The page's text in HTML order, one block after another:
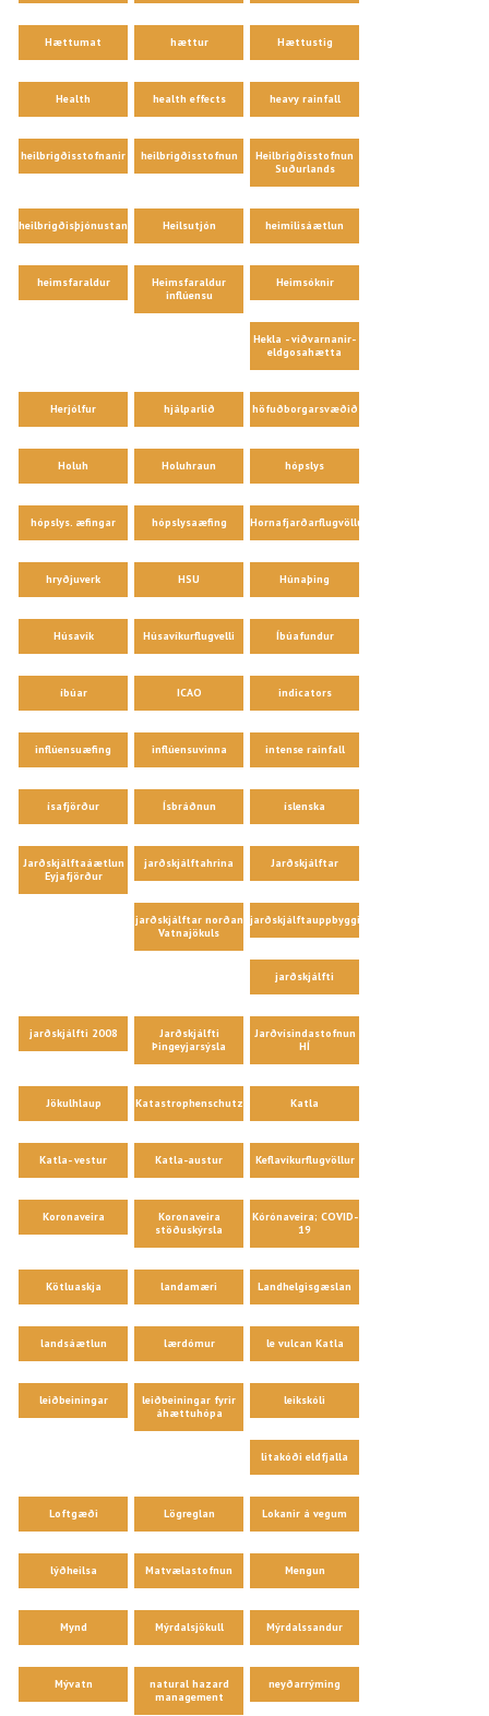
Hættumat hættur Hættustig
Health health effects heavy rainfall
heilbrigðisstofnanir heilbrigðisstofnun
Heilbrigðisstofnun
Suðurlands
heilbrigðisþjónustan Heilsutjón heimilisáætlun
heimsfaraldur
Heimsfaraldur
inflúensu
Heimsóknir
Hekla - viðvarnanir-
eldgosahætta
Herjólfur hjálparlið höfuðborgarsvæðið
Holuh Holuhraun hópslys
hópslys. æfingar hópslysaæfing Hornafjarðarflugvöllur
hryðjuverk HSU Húnaþing
Húsavík Húsavíkurflugvelli Íbúafundur
íbúar ICAO indicators
inflúensuæfing inflúensuvinna intense rainfall
ísafjörður Ísbráðnun íslenska
Jarðskjálftaáætlun
Eyjafjörður
jarðskjálftahrina Jarðskjálftar
jarðskjálftar norðan
Vatnajökuls
jarðskjálftauppbygging
jarðskjálfti
jarðskjálfti 2008
Jarðskjálfti
Þingeyjarsýsla
Jarðvísindastofnun
HÍ
Jökulhlaup Katastrophenschutz Katla
Katla- vestur Katla-austur Keflavíkurflugvöllur
Koronaveira
Koronaveira
stöðuskýrsla
Kórónaveira; COVID-
19
Kötluaskja landamæri Landhelgisgæslan
landsáætlun lærdómur le vulcan Katla
leiðbeiningar
leiðbeiningar fyrir
áhættuhópa
leikskóli
litakóði eldfjalla
Loftgæði Lögreglan Lokanir á vegum
lýðheilsa Matvælastofnun Mengun
Mynd Mýrdalsjökull Mýrdalssandur
Mývatn
natural hazard
management
neyðarrýming